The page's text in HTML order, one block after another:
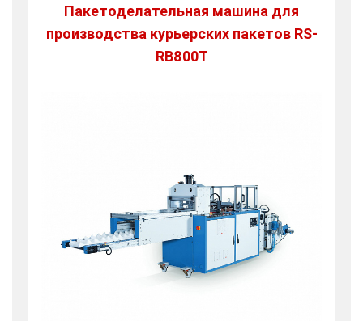
Пакетоделательная машина для
производства курьерских пакетов RS-
RB800T